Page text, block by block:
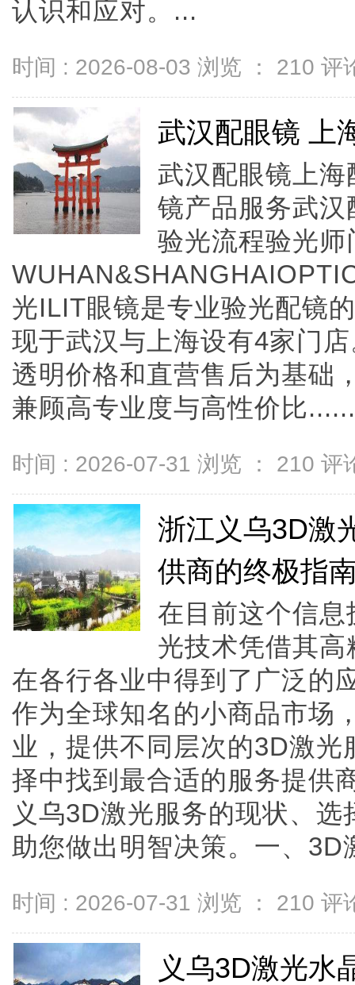
认识和应对。...
时间 : 2026-08-03 浏览 ： 210 评
武汉配眼镜 上
武汉配眼镜上
镜产品服务武
验光流程验光
光ILIT眼镜是专业验光配镜
现于武汉与上海设有4家门
透明价格和直营售后为基础
兼顾高专业度与高性价比......
时间 : 2026-07-31 浏览 ： 210 评
浙江义乌3D激
供商的终极指
在目前这个信
光技术凭借其
在各行各业中得到了广泛的
作为全球知名的小商品市场
业，提供不同层次的3D激
择中找到最合适的服务提供
义乌3D激光服务的现状、
助您做出明智决策。一、
时间 : 2026-07-31 浏览 ： 210 评
义乌3D激光水